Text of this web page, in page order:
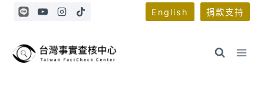
Skip
English 捐款支持